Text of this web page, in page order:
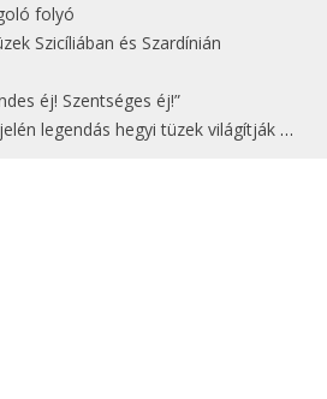
folyó
Szicíliában és Szardínián
éj! Szentséges éj!”
hegyi tüzek világítják meg Zugspitzét